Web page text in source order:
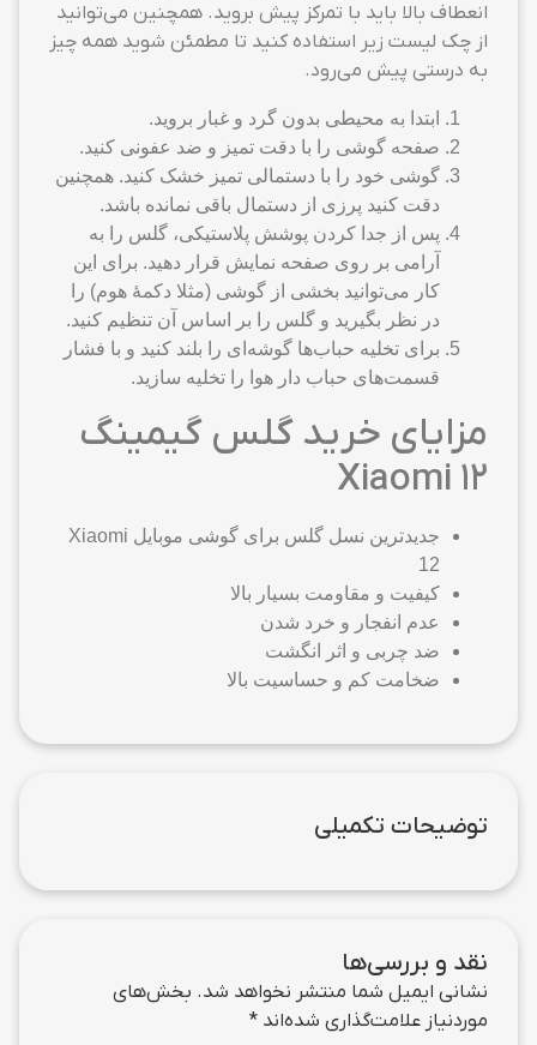
انعطاف بالا باید با تمرکز پیش بروید. همچنین می‌توانید
از چک لیست زیر استفاده کنید تا مطمئن شوید همه چیز
به درستی پیش می‌رود.
ابتدا به محیطی بدون گرد و غبار بروید.
صفحه گوشی را با دقت تمیز و ضد عفونی کنید.
گوشی خود را با دستمالی تمیز خشک کنید. همچنین
دقت کنید پرزی از دستمال باقی نمانده باشد.
پس از جدا کردن پوشش پلاستیکی، گلس را به
آرامی بر روی صفحه نمایش قرار دهید. برای این
کار می‌توانید بخشی از گوشی (مثلا دکمهٔ هوم) را
در نظر بگیرید و گلس را بر اساس آن تنظیم کنید.
برای تخلیه حباب‌ها گوشه‌ای را بلند کنید و با فشار
قسمت‌های حباب دار هوا را تخلیه سازید.
مزایای خرید گلس گیمینگ
Xiaomi 12
جدیدترین نسل گلس برای گوشی موبایل Xiaomi
12
کیفیت و مقاومت بسیار بالا
عدم انفجار و خرد شدن
ضد چربی و اثر انگشت
ضخامت کم و حساسیت بالا
توضیحات تکمیلی
نقد و بررسی‌ها
نشانی ایمیل شما منتشر نخواهد شد. بخش‌های
موردنیاز علامت‌گذاری شده‌اند *